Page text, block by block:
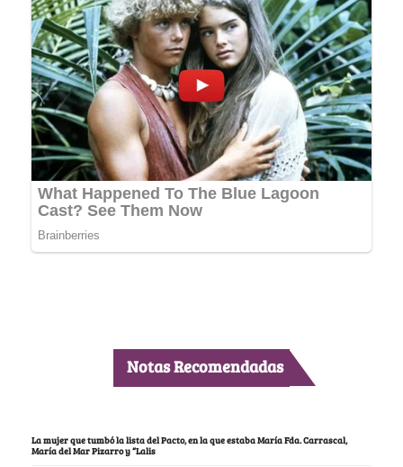
Notas Recomendadas
La mujer que tumbó la lista del Pacto, en la que estaba María Fda. Carrascal,
María del Mar Pizarro y “Lalis